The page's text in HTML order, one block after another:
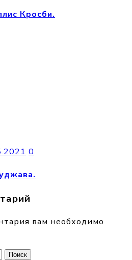
Кросби.
0
вам необходимо